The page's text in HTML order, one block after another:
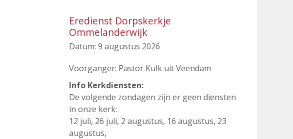
Eredienst Dorpskerkje
Ommelanderwijk
Datum: 9 augustus 2026
Voorganger: Pastor Kulk uit Veendam
Info Kerkdiensten:
De volgende zondagen zijn er geen diensten
in onze kerk:
12 juli, 26 juli, 2 augustus, 16 augustus, 23
augustus,